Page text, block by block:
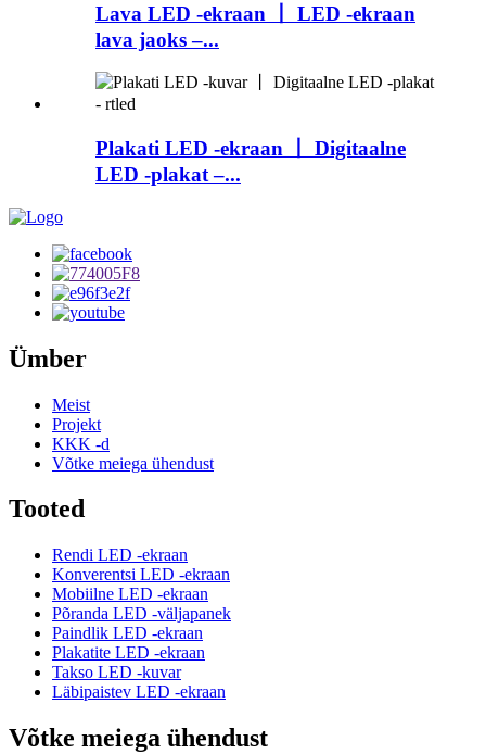
Lava LED -ekraan 丨 LED -ekraan
lava jaoks –...
Plakati LED -ekraan 丨 Digitaalne
LED -plakat –...
Ümber
Meist
Projekt
KKK -d
Võtke meiega ühendust
Tooted
Rendi LED -ekraan
Konverentsi LED -ekraan
Mobiilne LED -ekraan
Põranda LED -väljapanek
Paindlik LED -ekraan
Plakatite LED -ekraan
Takso LED -kuvar
Läbipaistev LED -ekraan
Võtke meiega ühendust